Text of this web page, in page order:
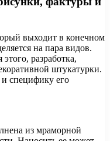
выходит в конечном
на пара видов.
разработка,
штукатурки.
и специфику его
из мраморной